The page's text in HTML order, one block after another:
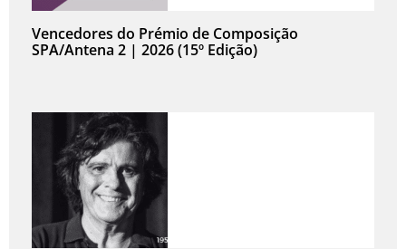
Vencedores do Prémio de Composição
SPA/Antena 2 | 2026 (15º Edição)